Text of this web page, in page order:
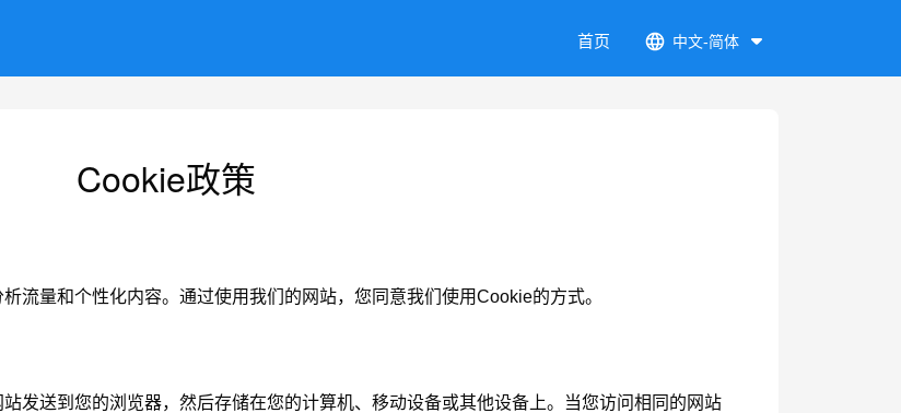
首页 中文-简体
Cookie政策
流量和个性化内容。通过使用我们的网站，您同意我们使用Cookie的方式。
发送到您的浏览器，然后存储在您的计算机、移动设备或其他设备上。当您访问相同的网站